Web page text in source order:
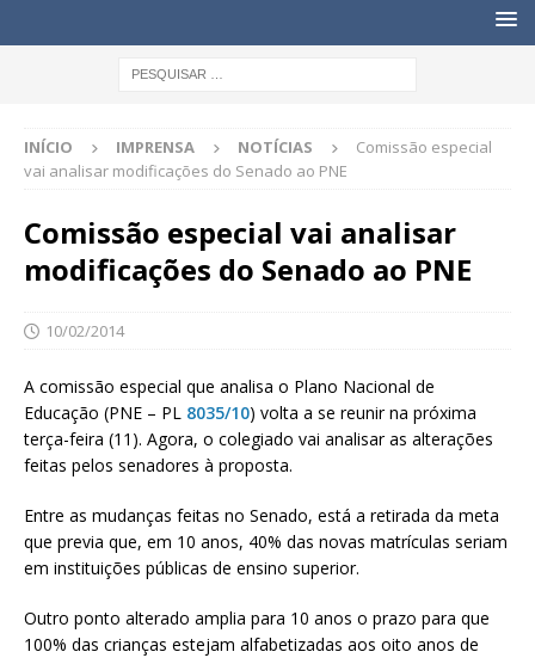
INÍCIO IMPRENSA NOTÍCIAS
Comissão especial
vai analisar modificações do Senado ao PNE
Comissão especial vai analisar
modificações do Senado ao PNE
10/02/2014
A comissão especial que analisa o Plano Nacional de
Educação (PNE – PL 8035/10) volta a se reunir na próxima
terça-feira (11). Agora, o colegiado vai analisar as alterações
feitas pelos senadores à proposta.
Entre as mudanças feitas no Senado, está a retirada da meta
que previa que, em 10 anos, 40% das novas matrículas seriam
em instituições públicas de ensino superior.
Outro ponto alterado amplia para 10 anos o prazo para que
100% das crianças estejam alfabetizadas aos oito anos de